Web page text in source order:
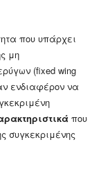
που υπάρχει
μη
(fixed wing
ενδιαφέρον να
που
συγκεκριμένης